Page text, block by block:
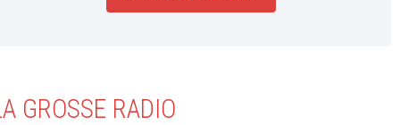
GROSSE RADIO